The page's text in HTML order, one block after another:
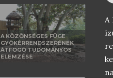
A KÖZÖNSÉGES FÜGE
GYÖKÉRRENDSZERÉNEK
ÁTFOGÓ TUDOMÁNYOS
ELEMZÉSE
A